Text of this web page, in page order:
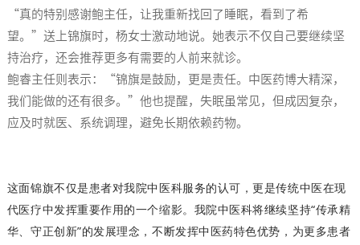
“真的特别感谢鲍主任，让我重新找回了睡眠，看到了希
望。”送上锦旗时，杨女士激动地说。她表示不仅自己要继续坚
持治疗，还会推荐更多有需要的人前来就诊。
鲍睿主任则表示：“锦旗是鼓励，更是责任。中医药博大精深，
我们能做的还有很多。”他也提醒，失眠虽常见，但成因复杂，
应及时就医、系统调理，避免长期依赖药物。
这面锦旗不仅是患者对我院中医科服务的认可，更是传统中医在现
代医疗中发挥重要作用的一个缩影。我院中医科将继续坚持“传承精
华、守正创新”的发展理念，不断发挥中医药特色优势，为更多患者